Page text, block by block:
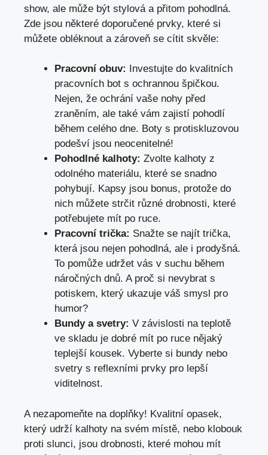
show, ale může být stylová a přitom pohodlná.
Zde jsou některé doporučené prvky, které si
můžete obléknout a zároveň se cítit skvěle:
Pracovní obuv: Investujte do kvalitních
pracovních bot s ochrannou špičkou.
Nejen, že ochrání vaše nohy před
zraněním, ale také vám zajistí pohodlí
během celého dne. Boty s protiskluzovou
podešví jsou neocenitelné!
Pohodlné kalhoty: Zvolte kalhoty z
odolného materiálu, které se snadno
pohybují. Kapsy jsou bonus, protože do
nich můžete strčit různé drobnosti, které
potřebujete mít po ruce.
Pracovní trička: Snažte se najít trička,
která jsou nejen pohodlná, ale i prodyšná.
To pomůže udržet vás v suchu během
náročných dnů. A proč si nevybrat s
potiskem, který ukazuje váš smysl pro
humor?
Bundy a svetry: V závislosti na teplotě
ve skladu je dobré mít po ruce nějaký
teplejší kousek. Vyberte si bundy nebo
svetry s reflexními prvky pro lepší
viditelnost.
A nezapomeňte na doplňky! Kvalitní opasek,
který udrží kalhoty na svém místě, nebo klobouk
proti slunci, jsou drobnosti, které mohou mít